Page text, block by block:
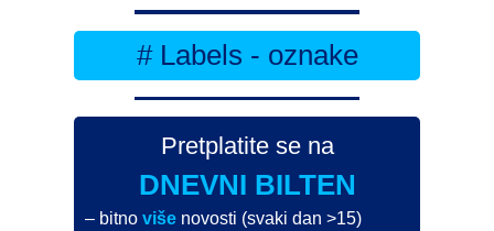
# Labels - oznake
Pretplatite se na
DNEVNI BILTEN
– bitnoviše novosti (svaki dan >15)